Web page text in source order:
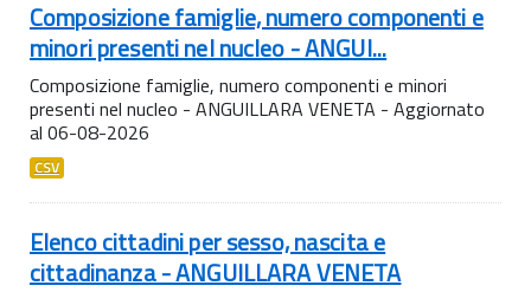
Composizione famiglie, numero componenti e
minori presenti nel nucleo - ANGUI...
Composizione famiglie, numero componenti e minori
presenti nel nucleo - ANGUILLARA VENETA - Aggiornato
al 06-08-2026
CSV
Elenco cittadini per sesso, nascita e
cittadinanza - ANGUILLARA VENETA